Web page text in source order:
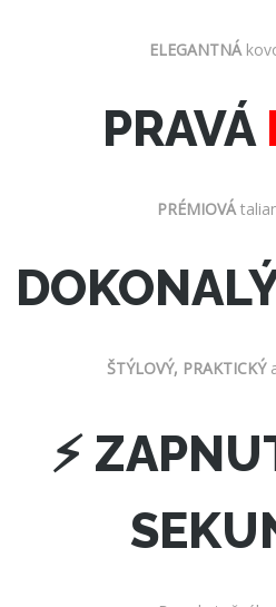
ELEGANTNÁ
PRAVÁ
PRÉMIOVÁ
ŠTÝLOVÝ, PRAKTICKÝ
⚡